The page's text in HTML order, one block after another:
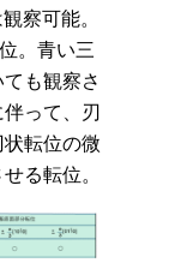
察可能。
。青い三
も観察さ
って、刃
転位の微
る転位。